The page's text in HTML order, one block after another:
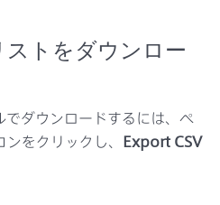
ストをダウンロー
でダウンロードするには、ペ
をクリックし、 Export CSV